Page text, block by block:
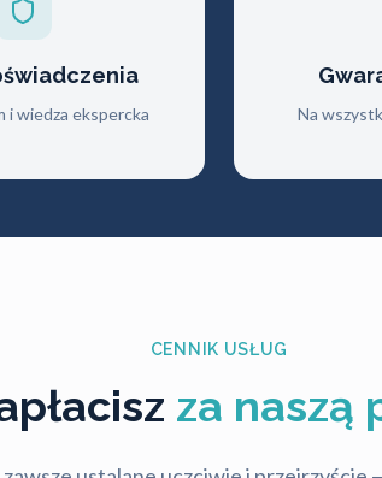
i wiedza ekspercka
Na
CENNIK USŁUG
za naszą